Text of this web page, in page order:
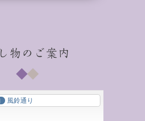
2:00 PM
物のご案内
風鈴通り